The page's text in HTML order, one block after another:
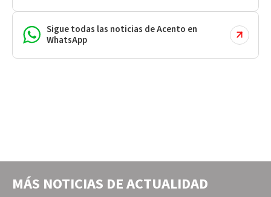
Sigue todas las noticias de Acento en
WhatsApp
MÁS NOTICIAS DEACTUALIDAD